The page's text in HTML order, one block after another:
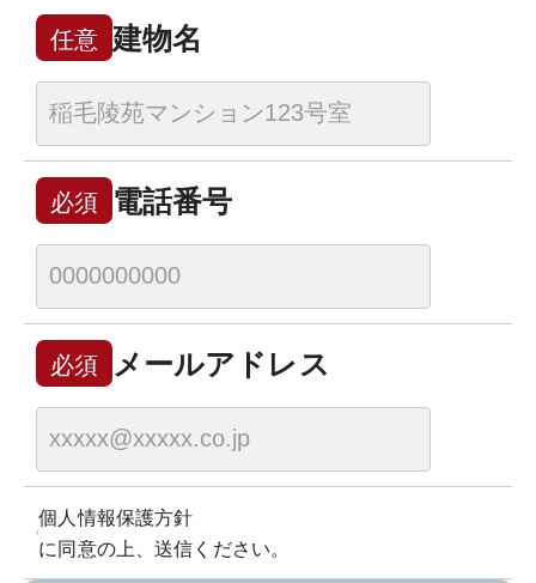
任意 建物名
必須 電話番号
必須 メールアドレス
個人情報保護方針
に同意の上、送信ください。